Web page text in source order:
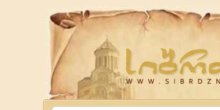
Website
Sibrdzne.ge